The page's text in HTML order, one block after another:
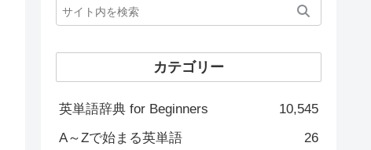
カテゴリー
英単語辞典 for Beginners
10,545
A～Zで始まる英単語
26